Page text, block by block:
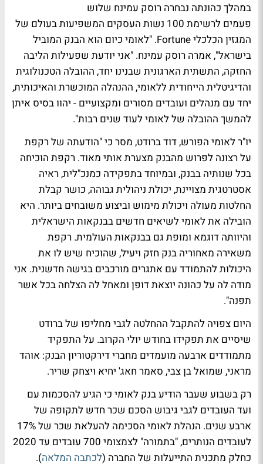
במהלך כהונתה נבחרה רוסק עמינח שלוש
פעמים לרשימת 100 נשות העסקים המשפיעות בעולם של
המגזין הכלכלי Fortune. "לאומי כיום הוא הבנק המוביל
בישראל", אמרה רוסק עמינח. "אני יודעת שפעילות הליבה
החזקה, התשתית הארגונית שבנינו יחד, ההובלה הטכנולוגית
והדיגיטלית הייחודית ללאומי, ההנהלה המוכשרת והאיכותית,
יחד עם מנהלים ועובדים מסורים ומקצועיים - יהוו בסיס איתן
להמשך ההובלה של לאומי לעוד שנים רבות".
יו"ר לאומי הפורש, דוד ברודט, מסר כי "הודעתה של רקפת
על רצונה לפרוש מהבנק מצערת אותי מאוד. רקפת הוכיחה
בכל שנותיה בבנק, ובמיוחד בתפקידה כמנכ"לית, ראיה
אסטרטגית מצויינת, יכולת ניהולית גבוהה, כושר קבלת
החלטות מעולה ויכולת מימוש וביצוע משובחים ביותר. היא
הובילה את לאומי לשיאים חדשים בבנקאות הישראלית
והיוותה דוגמא ומופת גם בבנקאות העולמית. רקפת
משאירה מאחוריה בנק חזק ויעיל, שהוכיח שיש לו את
היכולות להתמודד עם אתגרים מורכבים בגישה חדשנית. אני
מודה לה על כהונה יוצאת דופן ומאחל לה הצלחה בכל אשר
תפנה".
היום צפויה להתקבל ההחלטה לגבי מחליפו של ברודט
שיסיים את תפקידו בחודש יולי הקרוב. על התפקיד
מתמודדים ארבעה מועמדים מחברי דירקטוריון הבנק: אוהד
מראני, שמואל בן צבי, סאמר חאג' יחיא ויצחק שריר.
רק בשבוע שעבר הודיע בנק לאומי כי הגיע להסכמות עם
ועד העובדים לגבי גיבוש הסכם שכר חדש לתקופה של
ארבע שנים. הנהלת לאומי הסכימה להעלאת שכר של 17%
לעובדים הנותרים, "בתמורה" לצמצומי 700 עובדים עד 2020
כחלק מתכנית התייעלות של החברה (לכתבה המלאה).